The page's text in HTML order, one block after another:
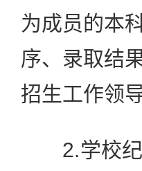
为成员的本
序、录取结
招生工作领
2.学校纪